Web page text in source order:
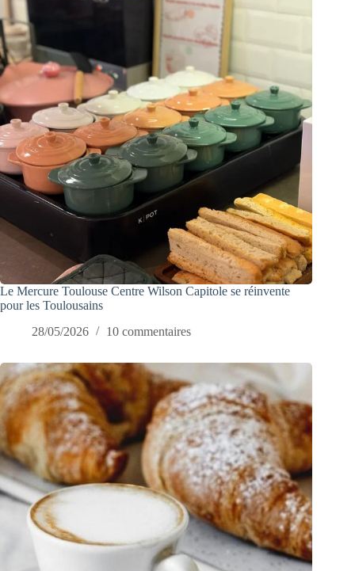
Le Mercure Toulouse Centre Wilson Capitole se réinvente
pour les Toulousains
28/05/2026
10 commentaires